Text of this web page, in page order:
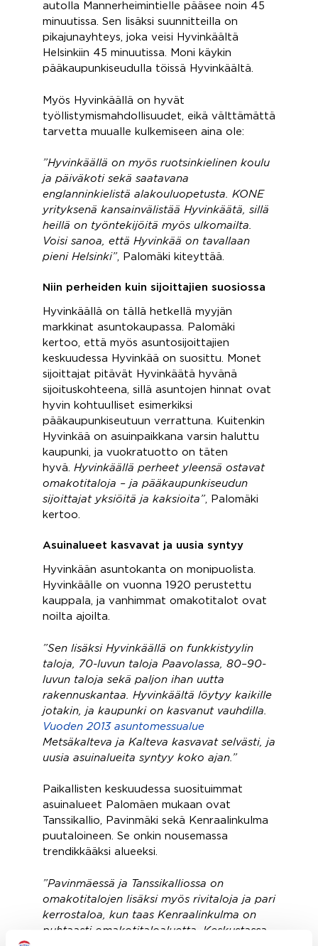
autolla Mannerheimintielle pääsee noin 45
minuutissa. Sen lisäksi suunnitteilla on
pikajunayhteys, joka veisi Hyvinkäältä
Helsinkiin 45 minuutissa. Moni käykin
pääkaupunkiseudulla töissä Hyvinkäältä.
Myös Hyvinkäällä on hyvät
työllistymismahdollisuudet, eikä välttämättä
tarvetta muualle kulkemiseen aina ole:
”Hyvinkäällä on myös ruotsinkielinen koulu
ja päiväkoti sekä saatavana
englanninkielistä alakouluopetusta. KONE
yrityksenä kansainvälistää Hyvinkäätä, sillä
heillä on työntekijöitä myös ulkomailta.
Voisi sanoa, että Hyvinkää on tavallaan
pieni Helsinki” , Palomäki kiteyttää.
Niin perheiden kuin sijoittajien suosiossa
Hyvinkäällä on tällä hetkellä myyjän
markkinat asuntokaupassa. Palomäki
kertoo, että myös asuntosijoittajien
keskuudessa Hyvinkää on suosittu. Monet
sijoittajat pitävät Hyvinkäätä hyvänä
sijoituskohteena, sillä asuntojen hinnat ovat
hyvin kohtuulliset esimerkiksi
pääkaupunkiseutuun verrattuna. Kuitenkin
Hyvinkää on asuinpaikkana varsin haluttu
kaupunki, ja vuokratuotto on täten
hyvä. Hyvinkäällä perheet yleensä ostavat
omakotitaloja – ja pääkaupunkiseudun
sijoittajat yksiöitä ja kaksioita” , Palomäki
kertoo.
Asuinalueet kasvavat ja uusia syntyy
Hyvinkään asuntokanta on monipuolista.
Hyvinkäälle on vuonna 1920 perustettu
kauppala, ja vanhimmat omakotitalot ovat
noilta ajoilta.
”Sen lisäksi Hyvinkäällä on funkkistyylin
taloja, 70-luvun taloja Paavolassa, 80–90-
luvun taloja sekä paljon ihan uutta
rakennuskantaa. Hyvinkäältä löytyy kaikille
jotakin, ja kaupunki on kasvanut vauhdilla.
Vuoden 2013 asuntomessualue
Metsäkalteva ja Kalteva kasvavat selvästi, ja
uusia asuinalueita syntyy koko ajan.”
Paikallisten keskuudessa suosituimmat
asuinalueet Palomäen mukaan ovat
Tanssikallio, Pavinmäki sekä Kenraalinkulma
puutaloineen. Se onkin nousemassa
trendikkääksi alueeksi.
”Pavinmäessä ja Tanssikalliossa on
omakotitalojen lisäksi myös rivitaloja ja pari
kerrostaloa, kun taas Kenraalinkulma on
puhtaasti omakotitaloaluetta. Keskustassa